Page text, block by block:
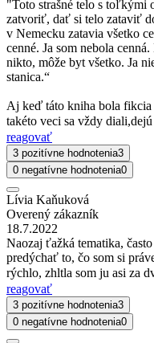
"Toto strašné telo s toľkými
zatvoriť, dať si telo zataviť
v Nemecku zatavia všetko
cenné. Ja som nebola
nikto, môže byt všetko. Ja
stanica.“
Aj keď táto kniha bola
takéto veci sa vždy
reagovať
3 pozitívne hodnotenia3
0 negatívne hodnotenia0
Lívia Kaňuková
Overený zákazník
18.7.2022
Naozaj ťažká tematika,
predýchať to, čo som si
rýchlo, zhltla som ju asi za
reagovať
3 pozitívne hodnotenia3
0 negatívne hodnotenia0